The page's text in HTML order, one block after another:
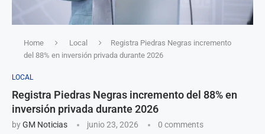
Home Local
Registra Piedras Negras incremento
del 88% en inversión privada durante 2026
LOCAL
Registra Piedras Negras incremento del 88% en
inversión privada durante 2026
byGM Noticias junio 23, 2026 0 comments